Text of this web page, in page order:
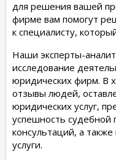
для решения вашей
фирме вам помогут
к специалисту,
Наши эксперты-
исследование
юридических фирм. В
отзывы людей,
юридических услуг,
успешность судебной
консультаций, а
услуги.